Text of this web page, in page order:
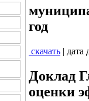
год
скачать | дата
Доклад
оценки